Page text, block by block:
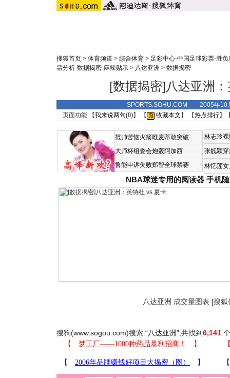
搜狐首页 > 体育频道 > 综合体育 > 足彩中心-中国足球彩票-胜
票分析-数据揭密-麻辣贴示 > 八达亚洲 > 数据揭密
[数据揭密]八达亚洲
SPORTS.SOHU.COM 2005年10
页面功能 【我来说两句(0)】 【 收藏本文 】 【热点排行】
范帅苦恼火箭唯麦蒂敢突破
大师杯组委会炮轰阿加西
鲁能申诉失败郑智全球禁赛
林志玲
张靓颖
林忆莲
NBA球迷专用的阅读器 手机
八达亚洲 成交量图表 [搜
搜狗(www.sogou.com)搜索:“八达亚洲”,共找到6,141